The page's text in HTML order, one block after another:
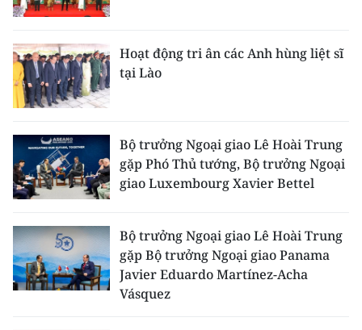
Hoạt động tri ân các Anh hùng liệt sĩ
tại Lào
Bộ trưởng Ngoại giao Lê Hoài Trung
gặp Phó Thủ tướng, Bộ trưởng Ngoại
giao Luxembourg Xavier Bettel
Bộ trưởng Ngoại giao Lê Hoài Trung
gặp Bộ trưởng Ngoại giao Panama
Javier Eduardo Martínez-Acha
Vásquez